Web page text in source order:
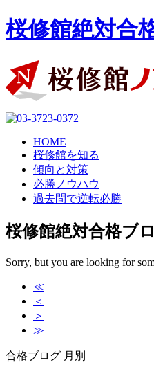
桜修館絶対合
HOME
桜修館を知る
傾向と対策
必勝ノウハウ
過去問で逆転必勝
桜修館絶対合格ブ
Sorry, but you are looking for
≪
＜
＞
≫
合格ブログ 月別